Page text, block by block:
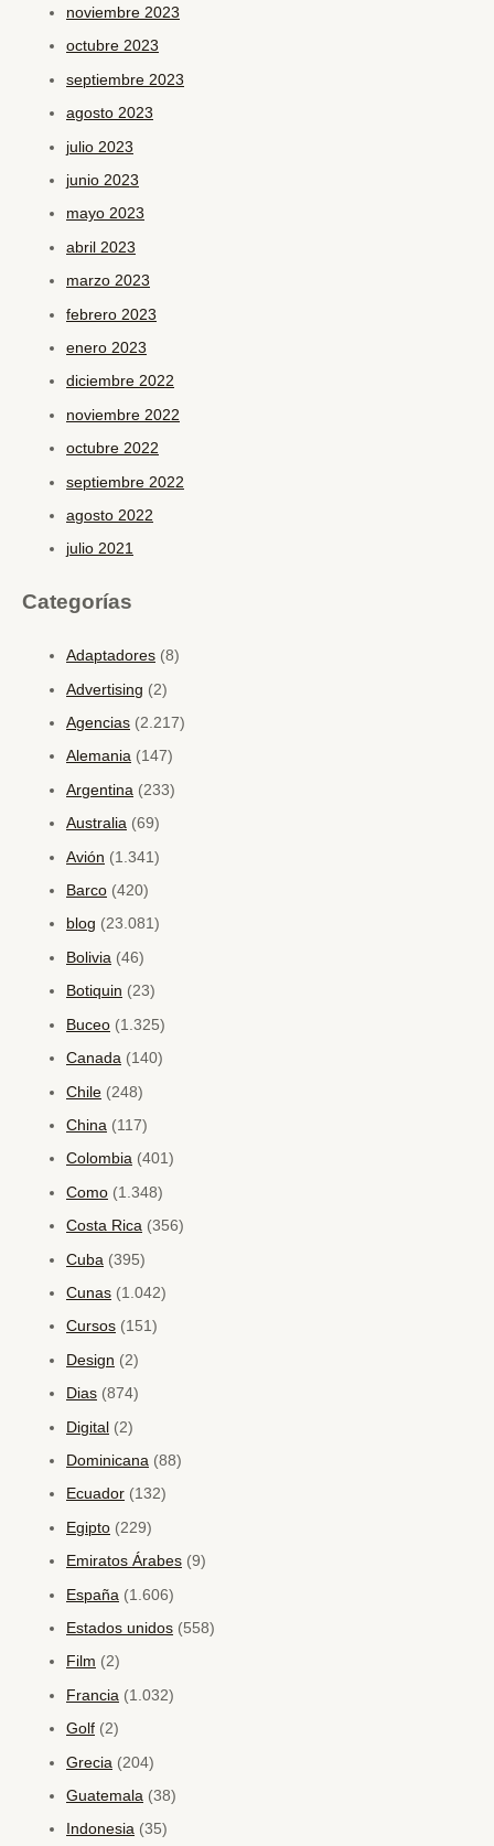
noviembre 2023
octubre 2023
septiembre 2023
agosto 2023
julio 2023
junio 2023
mayo 2023
abril 2023
marzo 2023
febrero 2023
enero 2023
diciembre 2022
noviembre 2022
octubre 2022
septiembre 2022
agosto 2022
julio 2021
Categorías
Adaptadores (8)
Advertising (2)
Agencias (2.217)
Alemania (147)
Argentina (233)
Australia (69)
Avión (1.341)
Barco (420)
blog (23.081)
Bolivia (46)
Botiquin (23)
Buceo (1.325)
Canada (140)
Chile (248)
China (117)
Colombia (401)
Como (1.348)
Costa Rica (356)
Cuba (395)
Cunas (1.042)
Cursos (151)
Design (2)
Dias (874)
Digital (2)
Dominicana (88)
Ecuador (132)
Egipto (229)
Emiratos Árabes (9)
España (1.606)
Estados unidos (558)
Film (2)
Francia (1.032)
Golf (2)
Grecia (204)
Guatemala (38)
Indonesia (35)